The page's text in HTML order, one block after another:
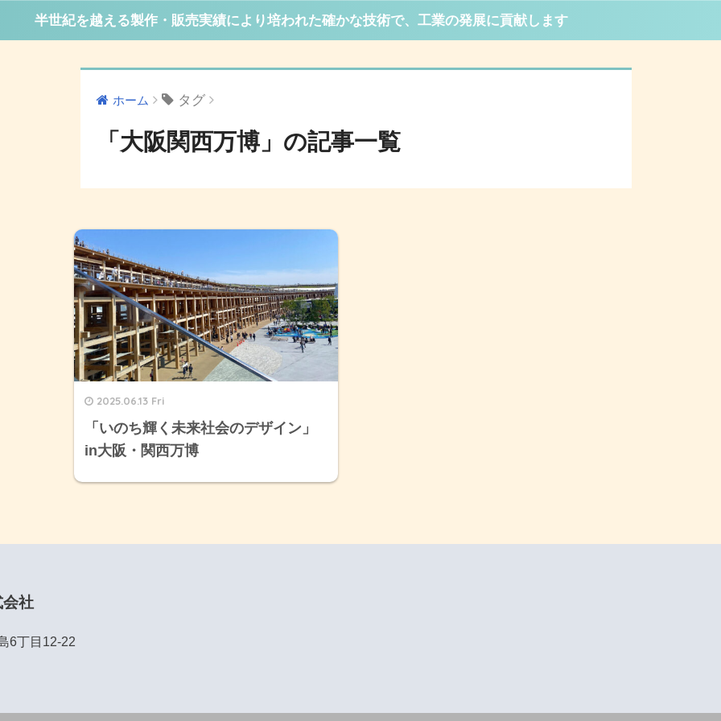
半世紀を越える製作・販売実績により培われた確かな技術で、工業の発展に貢献します
ホーム タグ
「大阪関西万博」の記事一覧
2025.06.13 Fri
「いのち輝く未来社会のデザイン」
in大阪・関西万博
社
6丁目12-22